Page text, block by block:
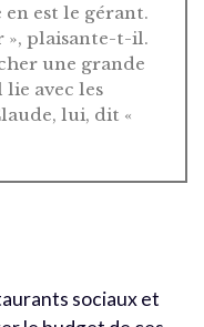
en est le gérant.
», plaisante-t-il.
une grande
avec les
lui, dit «
sociaux et